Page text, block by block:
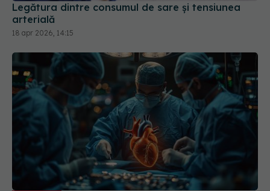
Legătura dintre consumul de sare și tensiunea
arterială
18 apr 2026, 14:15